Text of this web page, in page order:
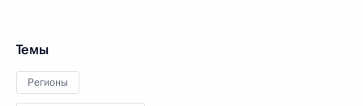
Темы
Регионы